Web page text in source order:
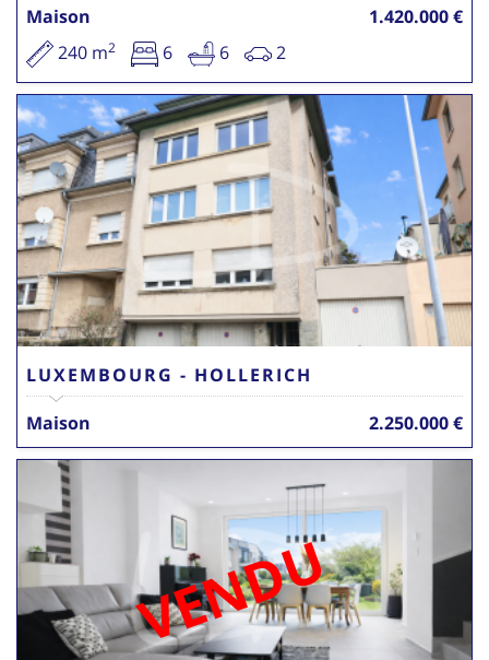
Maison
1.420.000 €
240 m2 6 6 2
LUXEMBOURG - HOLLERICH
Maison
2.250.000 €
VENDU